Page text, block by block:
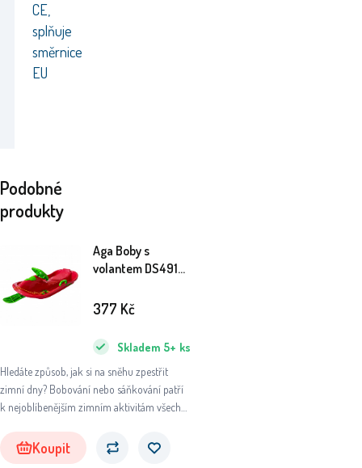
CE,
splňuje
směrnice
EU
Podobné
produkty
Aga Boby s
volantem DS491
Hledáte způsob, jak si na sněhu zpestřit
zimní dny? Bobování nebo sáňkování patří
k nejoblíbenějším zimním aktivitám všech
Skladem 5+ ks
377 Kč
Koupit